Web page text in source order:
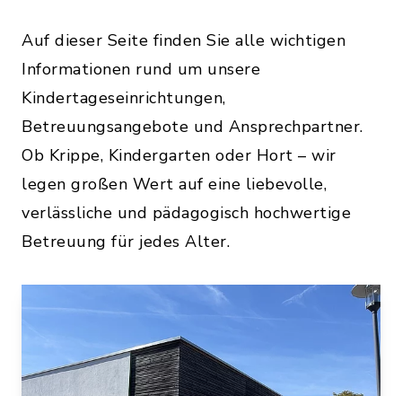
Auf dieser Seite finden Sie alle wichtigen
Informationen rund um unsere
Kindertageseinrichtungen,
Betreuungsangebote und Ansprechpartner.
Ob Krippe, Kindergarten oder Hort – wir
legen großen Wert auf eine liebevolle,
verlässliche und pädagogisch hochwertige
Betreuung für jedes Alter.